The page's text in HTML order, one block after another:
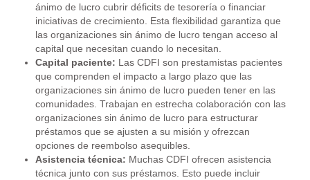
ánimo de lucro cubrir déficits de tesorería o financiar
iniciativas de crecimiento. Esta flexibilidad garantiza que
las organizaciones sin ánimo de lucro tengan acceso al
capital que necesitan cuando lo necesitan.
Capital paciente: Las CDFI son prestamistas pacientes
que comprenden el impacto a largo plazo que las
organizaciones sin ánimo de lucro pueden tener en las
comunidades. Trabajan en estrecha colaboración con las
organizaciones sin ánimo de lucro para estructurar
préstamos que se ajusten a su misión y ofrezcan
opciones de reembolso asequibles.
Asistencia técnica: Muchas CDFI ofrecen asistencia
técnica junto con sus préstamos. Esto puede incluir